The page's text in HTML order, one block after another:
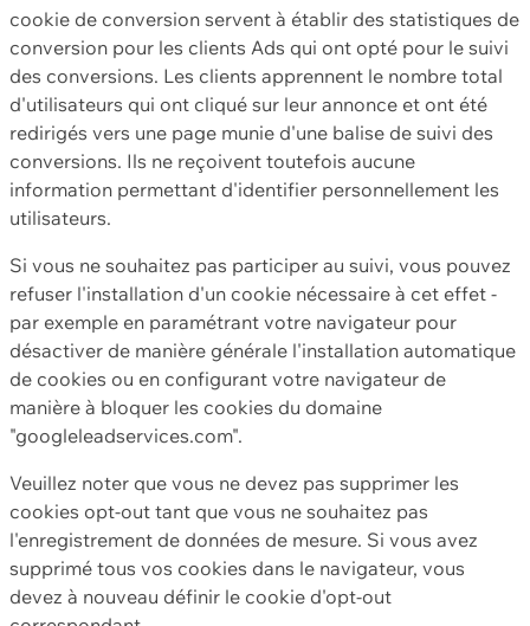
cookie de conversion servent à établir des statistiques de
conversion pour les clients Ads qui ont opté pour le suivi
des conversions. Les clients apprennent le nombre total
d'utilisateurs qui ont cliqué sur leur annonce et ont été
redirigés vers une page munie d'une balise de suivi des
conversions. Ils ne reçoivent toutefois aucune
information permettant d'identifier personnellement les
utilisateurs.
Si vous ne souhaitez pas participer au suivi, vous pouvez
refuser l'installation d'un cookie nécessaire à cet effet -
par exemple en paramétrant votre navigateur pour
désactiver de manière générale l'installation automatique
de cookies ou en configurant votre navigateur de
manière à bloquer les cookies du domaine
"googleleadservices.com".
Veuillez noter que vous ne devez pas supprimer les
cookies opt-out tant que vous ne souhaitez pas
l'enregistrement de données de mesure. Si vous avez
supprimé tous vos cookies dans le navigateur, vous
devez à nouveau définir le cookie d'opt-out